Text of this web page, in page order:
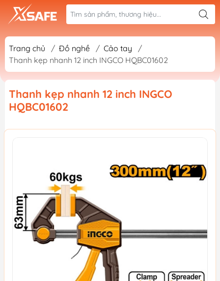
Trang chủ / Đồ nghề / Cảo tay
/
Thanh kẹp nhanh 12 inch INGCO HQBC01602
Thanh kẹp nhanh 12 inch INGCO
HQBC01602